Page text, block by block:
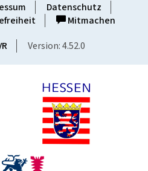
Datenschutz
Mitmachen
Version: 4.52.0